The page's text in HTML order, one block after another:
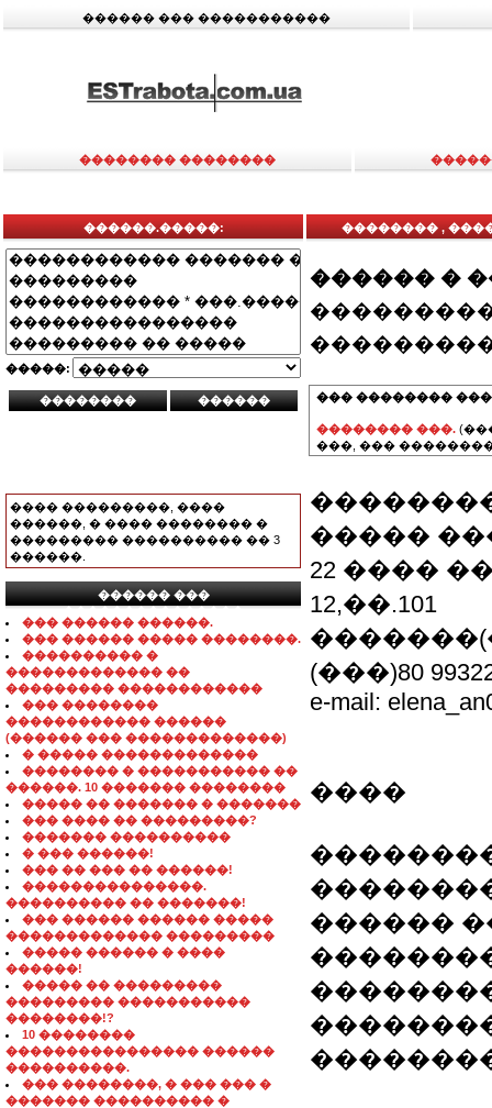
������ ��� �����������
�������� ��������
������.�����:
�����:
���� ���������, ����
������, � ���� �������� �
��������� ���������� �� 3
������.
������ ���
���������������
��� ������ ������.
��� ������ ����� ��������.
���������� �
������������� ��
��������� ������������
��� ��������
������������ ������
(������ ��� �������������)
� ����� �������������
�������� � ����������� ��
������. 10 ������� ��������
����� �� ������� � �������
��� ���� �� ���������?
������� ����������
� ��� ������!
��� �� ��� �� ������!
���������������.
���������� �� �������!
��� ������ ������ �����
������������� ���������
����� ������ � ����
������!
����� �� ���������
��������� �����������
��������!?
10 ��������
���������������� ������
����������.
��� ��������, � ��� ��� �
������� ���������� �
�������� ,
������ �
��� ��������
�������� ���.
���, ���
�����
22 ����
12,��.101
(���)80
e-mail:
����
������